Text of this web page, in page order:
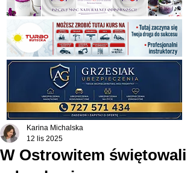
W Ostrowitem świętowali
Karina Michalska
12 lis 2025